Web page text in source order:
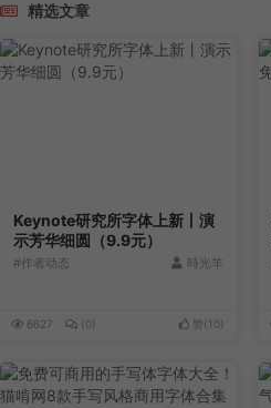
精选文章
Keynote研究所字体上新丨演
示芳华细圆（9.9元）
#作者动态 時光羊
6627 (0) 赞(10